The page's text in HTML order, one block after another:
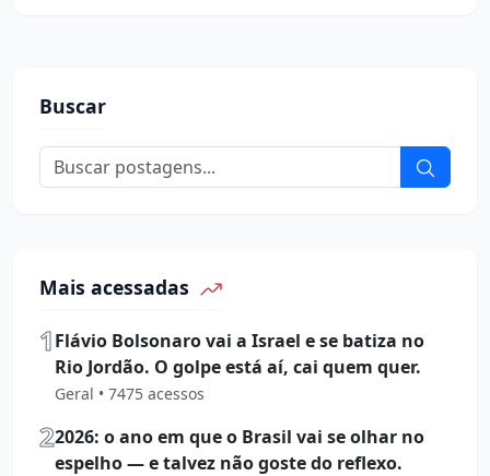
Buscar
Mais acessadas
1Flávio Bolsonaro vai a Israel e se batiza no
Rio Jordão. O golpe está aí, cai quem quer.
Geral • 7475 acessos
22026: o ano em que o Brasil vai se olhar no
espelho — e talvez não goste do reflexo.